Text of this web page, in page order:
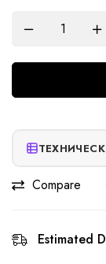
Compare
Estimated